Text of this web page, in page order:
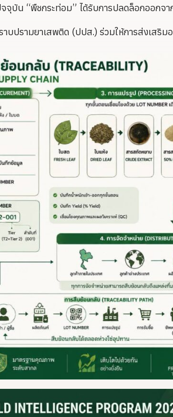
จุบัน “พืชกระท่อม” ได้รับการปลดล็อกออกจ
ปรามยาเสพติด (ปปส.) ร่วมให้การส่งเสริม